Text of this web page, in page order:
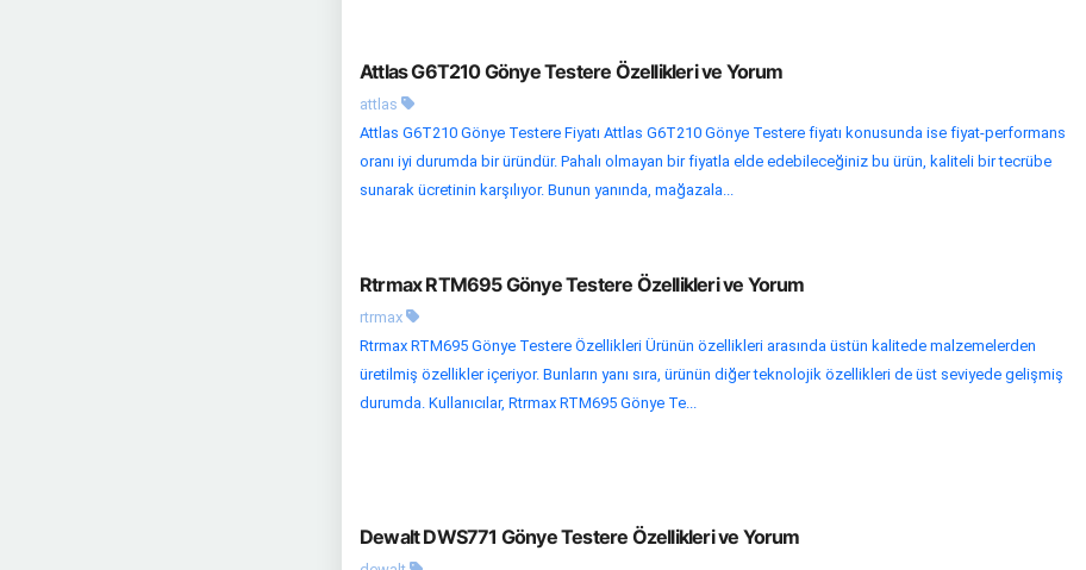
Attlas G6T210 Gönye Testere Özellikleri ve Yorum
attlas
Attlas G6T210 Gönye Testere Fiyatı Attlas G6T210 Gönye Testere fiyatı konusunda ise fiyat-performans
oranı iyi durumda bir üründür. Pahalı olmayan bir fiyatla elde edebileceğiniz bu ürün, kaliteli bir tecrübe
sunarak ücretinin karşılıyor. Bunun yanında, mağazala...
Rtrmax RTM695 Gönye Testere Özellikleri ve Yorum
rtrmax
Rtrmax RTM695 Gönye Testere Özellikleri Ürünün özellikleri arasında üstün kalitede malzemelerden
üretilmiş özellikler içeriyor. Bunların yanı sıra, ürünün diğer teknolojik özellikleri de üst seviyede gelişmiş
durumda. Kullanıcılar, Rtrmax RTM695 Gönye Te...
Dewalt DWS771 Gönye Testere Özellikleri ve Yorum